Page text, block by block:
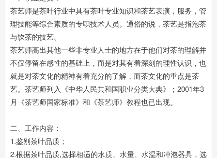
茶艺师是茶叶行业中具有茶叶专业知识和茶艺表演，服务，管
理技能等综合素质的专职技术人员。通俗的说，茶艺是指泡茶
与饮茶的技艺。
茶艺师高出其他一些非专业人士的地方在于他们对茶的理解并
不仅停留在感性的基础上，而是对其有着深刻的理性认识，也
就是对茶文化的精神有着充分的了解，而茶文化的重点是茶
艺。茶艺师列入《中华人民共和国职业分类大典》；2001年3
月《茶艺师国家标准》和《茶艺师》教程也已出现。
二、工作内容：
1.鉴别茶叶品质；
2.根据茶叶品质,选择相适的水质、水量、水温和冲泡器具，选